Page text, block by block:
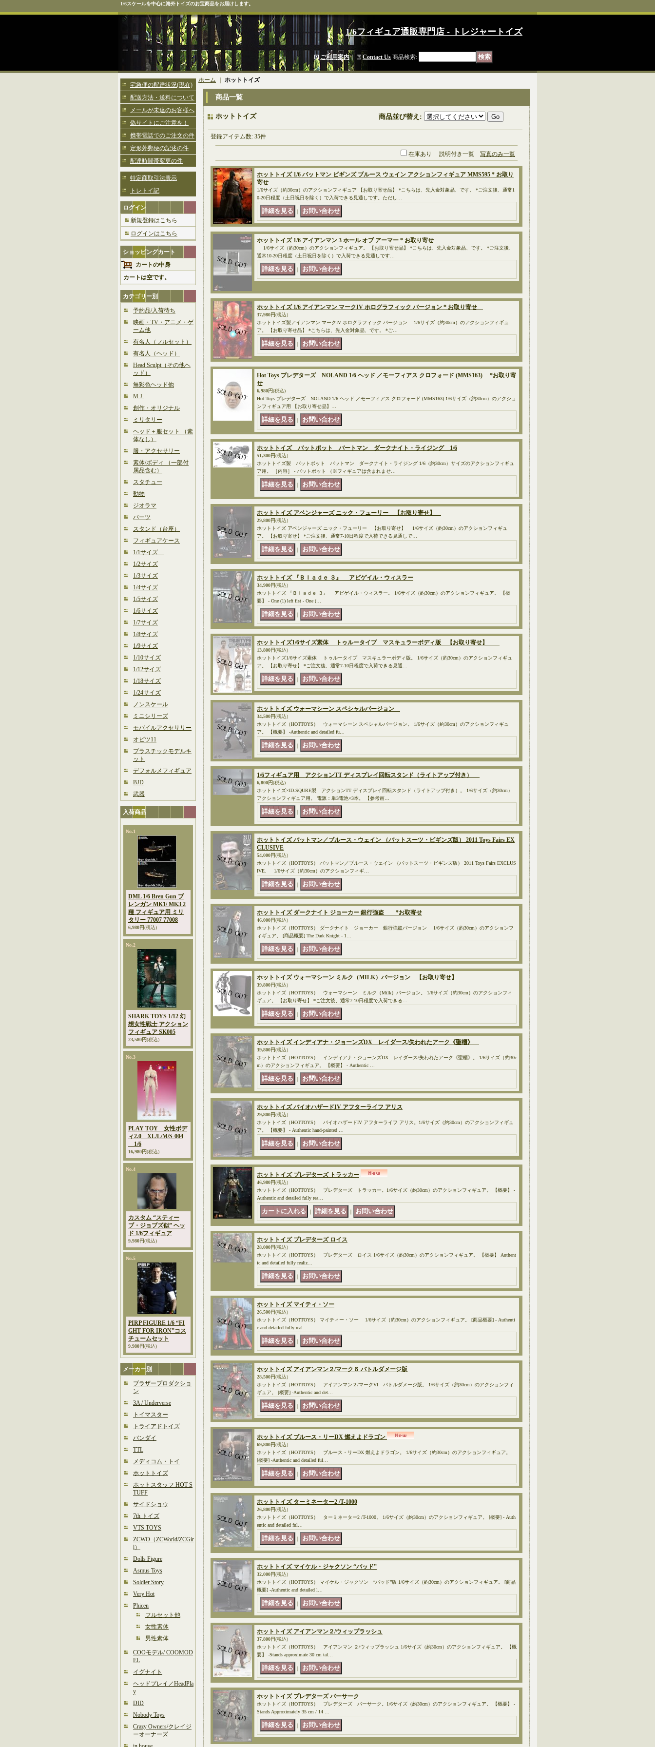
1/6スケールを中心に海外トイズのお宝商品をお届けします。
1/6フィギュア通販専門店 - トレジャートイズ
ご利用案内｜ Contact Us 商品検索:
宅急便の配達状況(現在)
配送方法・送料について
メールが未達のお客様へ
偽サイトにご注意を！
携帯電話でのご注文の件
定形外郵便の記述の件
配達時間帯変更の件
特定商取引法表示
トレトイ記
ログイン
新規登録はこちら
ログインはこちら
ショッピングカート
カートの中身
カートは空です。
カテゴリー別
予約品/入荷待ち
映画・TV・アニメ・ゲ
ーム他
有名人（フルセット）
有名人（ヘッド）
Head Sculpt（その他ヘ
ッド）
無彩色ヘッド他
M.J.
創作・オリジナル
ミリタリー
ヘッド＋服セット （素
体なし）
服・アクセサリー
素体/ボディ （一部付
属品含む）
スタチュー
動物
ジオラマ
パーツ
スタンド（台座）
フィギュアケース
1/1サイズ
1/2サイズ
1/3サイズ
1/4サイズ
1/5サイズ
1/6サイズ
1/7サイズ
1/8サイズ
1/9サイズ
1/10サイズ
1/12サイズ
1/18サイズ
1/24サイズ
ノンスケール
ミニシリーズ
モバイルアクセサリー
オビツ11
プラスチックモデルキ
ット
デフォルメフィギュア
BJD
武器
入荷商品
No.1
DML 1/6 Bren Gun ブ
レンガン MK1/ MK3 2
種 フィギュア用 ミリ
タリー 77007 77008
6,980円(税込)
No.2
SHARK TOYS 1/12 幻
想女性戦士 アクション
フィギュア SK005
23,580円(税込)
No.3
PLAY TOY 女性ボデ
ィ2.0 XL/L/M/S-004
1/6
16,980円(税込)
No.4
カスタム “スティー
ブ・ジョブズ似” ヘッ
ド 1/6フィギュア
9,980円(税込)
No.5
PIRP FIGURE 1/6 “FI
GHT FOR IRON”コス
チュームセット
9,980円(税込)
メーカー別
ブラザープロダクショ
ン
3A / Underverse
トイマスター
トライアドトイズ
バンダイ
TTL
メディコム・トイ
ホットトイズ
ホットスタッフ HOT S
TUFF
サイドショウ
7th トイズ
VTS TOYS
ZCWO（ZCWorld/ZCGir
l）
Dolls Figure
Asmus Toys
Soldier Story
Very Hot
Phicen
フルセット他
女性素体
男性素体
COOモデル/ COOMOD
EL
イグナイト
ヘッドプレイ／HeadPla
y
DID
Nobody Toys
Crazy Owners/クレイジ
ーオーナーズ
ホーム ホットトイズ
商品一覧
ホットトイズ 商品並び替え :
登録アイテム数: 35件
在庫あり 説明付き一覧 写真のみ一覧
ホットトイズ 1/6 バットマン ビギンズ ブルース ウェイン アクションフィギュア MMS595 * お取り
寄せ
1/6サイズ（約30cm）のアクションフィギュア 【お取り寄せ品】 *こちらは、先入金対象品、です。 *ご注文後、通常1
0-20日程度（土日祝日を除く）で入荷できる見通しです。ただし…
｜
ホットトイズ 1/6 アイアンマン 3 ホール オブ アーマー * お取り寄せ
1/6サイズ（約30cm）のアクションフィギュア。 【お取り寄せ品】 *こちらは、先入金対象品、です。 *ご注文後、
通常10-20日程度（土日祝日を除く）で入荷できる見通しです…
｜
ホットトイズ 1/6 アイアンマン マークIV ホログラフィック バージョン * お取り寄せ
37,980円(税込)
ホットトイズ製アイアンマン マークIV ホログラフィック バージョン 1/6サイズ（約30cm）のアクションフィギュ
ア。 【お取り寄せ品】 *こちらは、先入金対象品、です。 *ご…
｜
Hot Toys プレデターズ NOLAND 1/6 ヘッド ／モーフィアス クロフォード (MMS163) *お取り寄
せ
6,980円(税込)
Hot Toys プレデターズ NOLAND 1/6 ヘッド ／モーフィアス クロフォード (MMS163) 1/6サイズ（約30cm）のアクショ
ンフィギュア用 【お取り寄せ品】…
｜
ホットトイズ バットポット バートマン ダークナイト・ライジング 1/6
51,300円(税込)
ホットトイズ製 バットポット バットマン ダークナイト・ライジング 1/6（約30cm）サイズのアクションフィギュ
ア用。 ［内容］ - バットポット （※フィギュアは含まれませ…
｜
ホットトイズ アベンジャーズ ニック・フューリー 【お取り寄せ】
29,800円(税込)
ホットトイズ アベンジャーズ ニック・フューリー 【お取り寄せ】 1/6サイズ（約30cm）のアクションフィギュ
ア。 【お取り寄せ】 *ご注文後、通常7-10日程度で入荷できる見通しで…
｜
ホットトイズ 『Ｂｌａｄｅ ３』 アビゲイル・ウィスラー
34,900円(税込)
ホットトイズ 『Ｂｌａｄｅ ３』 アビゲイル・ウィスラー。 1/6サイズ（約30cm）のアクションフィギュア。 【概
要】 - One (1) left fist - One (…
｜
ホットトイズ1/6サイズ素体 トゥルータイプ マスキュラーボディ版 【お取り寄せ】
13,800円(税込)
ホットトイズ1/6サイズ素体 トゥルータイプ マスキュラーボディ版。 1/6サイズ（約30cm）のアクションフィギュ
ア。 【お取り寄せ】 *ご注文後、通常7-10日程度で入荷できる見通…
｜
ホットトイズ ウォーマシーン スペシャルバージョン
34,500円(税込)
ホットトイズ（HOTTOYS） ウォーマシーン スペシャルバージョン。 1/6サイズ（約30cm）のアクションフィギュ
ア。 【概要】 -Authentic and detailed fu…
｜
1/6フィギュア用 アクションTT ディスプレイ回転スタンド（ライトアップ付き）
6,800円(税込)
ホットトイズ×ID.SQURE製 アクションTT ディスプレイ回転スタンド（ライトアップ付き）。 1/6サイズ（約30cm）
アクションフィギュア用。 電源：単3電池×3本。 【参考画…
｜
ホットトイズ バットマン／ブルース・ウェイン （バットスーツ・ビギンズ版） 2011 Toys Fairs EX
CLUSIVE
54,000円(税込)
ホットトイズ（HOTTOYS） バットマン／ブルース・ウェイン （バットスーツ・ビギンズ版） 2011 Toys Fairs EXCLUS
IVE. 1/6サイズ（約30cm）のアクションフィギ…
｜
ホットトイズ ダークナイト ジョーカー 銀行強盗 *お取寄せ
46,000円(税込)
ホットトイズ（HOTTOYS） ダークナイト ジョーカー 銀行強盗バージョン 1/6サイズ（約30cm）のアクションフ
ィギュア。 [商品概要] The Dark Knight - 1…
｜
ホットトイズ ウォーマシーン ミルク（MILK）バージョン 【お取り寄せ】
39,800円(税込)
ホットトイズ（HOTTOYS） ウォーマシーン ミルク（Milk）バージョン。 1/6サイズ（約30cm）のアクションフィ
ギュア。 【お取り寄せ】 *ご注文後、通常7-10日程度で入荷できる…
｜
ホットトイズ インディアナ・ジョーンズDX レイダース/失われたアーク《聖櫃》
39,800円(税込)
ホットトイズ（HOTTOYS） インディアナ・ジョーンズDX レイダース/失われたアーク《聖櫃》。 1/6サイズ（約30c
m）のアクションフィギュア。 【概要】 - Authentic …
｜
ホットトイズ バイオハザードIV アフターライフ アリス
29,800円(税込)
ホットトイズ（HOTTOYS） バイオハザードIV アフターライフ アリス。1/6サイズ（約30cm）のアクションフィギュ
ア。 【概要】 - Authentic hand-painted …
｜
ホットトイズ プレデターズ トラッカー
46,980円(税込)
ホットトイズ（HOTTOYS） プレデターズ トラッカー。1/6サイズ（約30cm）のアクションフィギュア。 【概要】 -
Authentic and detailed fully rea…
｜ ｜
ホットトイズ プレデターズ ロイス
28,000円(税込)
ホットトイズ（HOTTOYS） プレデターズ ロイス 1/6サイズ（約30cm）のアクションフィギュア。 【概要】 Authent
ic and detailed fully realiz…
｜
ホットトイズ マイティ・ソー
26,500円(税込)
ホットトイズ（HOTTOYS） マイティー・ソー 1/6サイズ（約30cm）のアクションフィギュア。 [商品概要] - Authenti
c and detailed fully real…
｜
ホットトイズ アイアンマン２/マーク６ バトルダメージ版
28,500円(税込)
ホットトイズ（HOTTOYS） アイアンマン２/マークVI バトルダメージ版。 1/6サイズ（約30cm）のアクションフィ
ギュア。 [概要] -Authentic and det…
｜
ホットトイズ ブルース・リーDX 燃えよドラゴン
69,800円(税込)
ホットトイズ（HOTTOYS） ブルース・リーDX 燃えよドラゴン。 1/6サイズ（約30cm）のアクションフィギュア。
[概要] -Authentic and detailed ful…
｜
ホットトイズ ターミネーター2 /T-1000
26,800円(税込)
ホットトイズ（HOTTOYS） ターミネーター2 /T-1000。 1/6サイズ（約30cm）のアクションフィギュア。 [概要] - Auth
entic and detailed ful…
｜
ホットトイズ マイケル・ジャクソン “バッド”
32,000円(税込)
ホットトイズ（HOTTOYS） マイケル・ジャクソン “バッド”版 1/6サイズ（約30cm）のアクションフィギュア。 [商品
概要] -Authentic and detailed l…
｜
ホットトイズ アイアンマン２/ウィップラッシュ
37,800円(税込)
ホットトイズ（HOTTOYS） アイアンマン ２/ウィップラッシュ 1/6サイズ（約30cm）のアクションフィギュア。 【概
要】 -Stands approximate 30 cm tal…
｜
ホットトイズ プレデターズ バーサーク
ホットトイズ（HOTTOYS） プレデターズ バーサーク。1/6サイズ（約30cm）のアクションフィギュア。 【概要】 -
Stands Approximately 35 cm / 14 …
｜